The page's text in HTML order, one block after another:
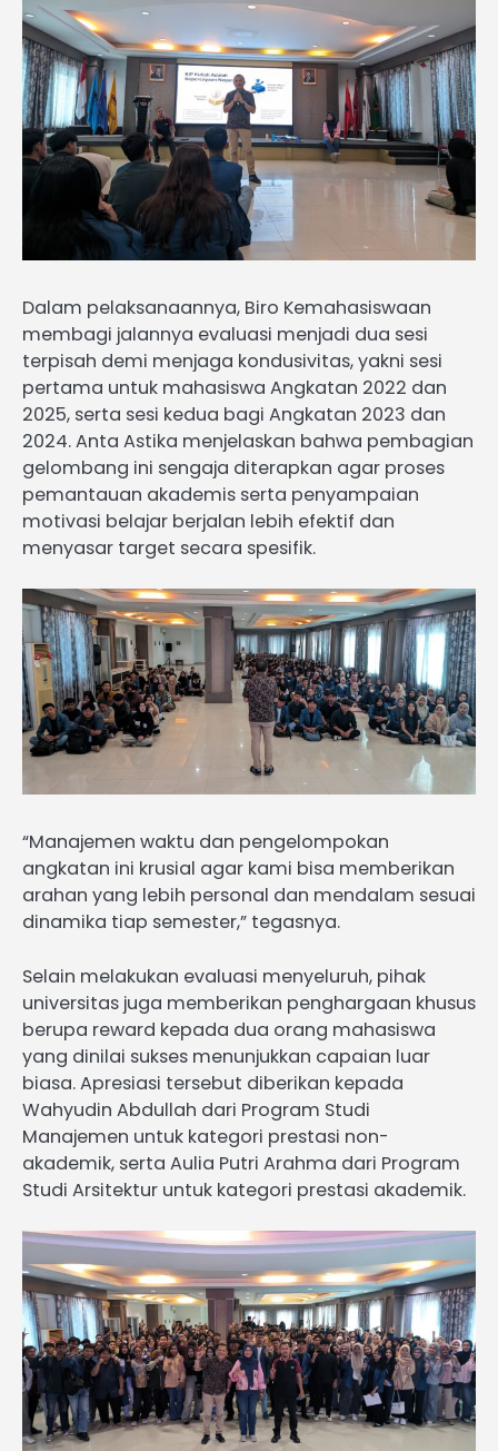
Dalam pelaksanaannya, Biro Kemahasiswaan
membagi jalannya evaluasi menjadi dua sesi
terpisah demi menjaga kondusivitas, yakni sesi
pertama untuk mahasiswa Angkatan 2022 dan
2025, serta sesi kedua bagi Angkatan 2023 dan
2024. Anta Astika menjelaskan bahwa pembagian
gelombang ini sengaja diterapkan agar proses
pemantauan akademis serta penyampaian
motivasi belajar berjalan lebih efektif dan
menyasar target secara spesifik.
“Manajemen waktu dan pengelompokan
angkatan ini krusial agar kami bisa memberikan
arahan yang lebih personal dan mendalam sesuai
dinamika tiap semester,” tegasnya.
Selain melakukan evaluasi menyeluruh, pihak
universitas juga memberikan penghargaan khusus
berupa reward kepada dua orang mahasiswa
yang dinilai sukses menunjukkan capaian luar
biasa. Apresiasi tersebut diberikan kepada
Wahyudin Abdullah dari Program Studi
Manajemen untuk kategori prestasi non-
akademik, serta Aulia Putri Arahma dari Program
Studi Arsitektur untuk kategori prestasi akademik.